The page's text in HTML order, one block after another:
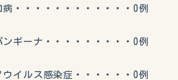
・・・・・・・・・0例
・・・・・・・・・0例
感染症・・・・・・0例